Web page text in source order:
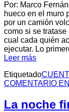
Por: Marco
hueco en el muro
por un camión
como si se
cual cada quién
ejecutar. Lo
Leer más
Etiquetado
COMENTARIO
La noche